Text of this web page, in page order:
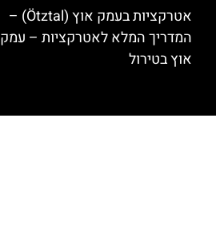
אטרקציות בעמק אוץ (Ötztal) –
המדריך המלא לאטרקציות – עמק
אוץ בטירול